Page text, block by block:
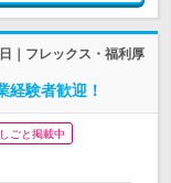
｜フレックス・福利厚
経験者歓迎！
ごと掲載中